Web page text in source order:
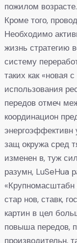
пожилом возрасте.
Кроме того,
Необходимо
жизнь стратегию
систему
таких как «новая
использования
передов отмеч
координацион
энергоэффективн
защ окружа сред
изменен в, туж
разумн, LuSeHua
«Крупномасштабн
стар нов, ставк,
картин в цел
повыша передов,
производительн,